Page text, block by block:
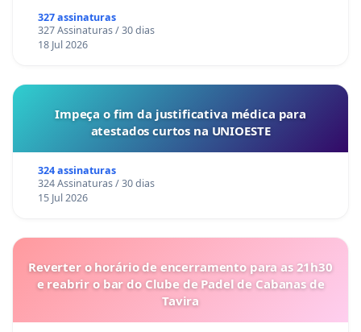
327 assinaturas
327 Assinaturas / 30 dias
18 Jul 2026
Impeça o fim da justificativa médica para
atestados curtos na UNIOESTE
324 assinaturas
324 Assinaturas / 30 dias
15 Jul 2026
Reverter o horário de encerramento para as 21h30
e reabrir o bar do Clube de Padel de Cabanas de
Tavira